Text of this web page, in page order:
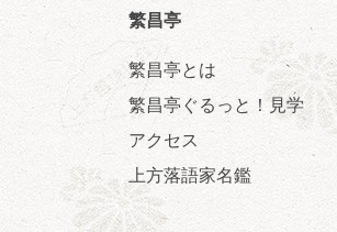
繁昌亭
繁昌亭とは
繁昌亭ぐるっと！見学
アクセス
上方落語家名鑑